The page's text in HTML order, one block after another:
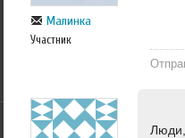
Малинка
Участник